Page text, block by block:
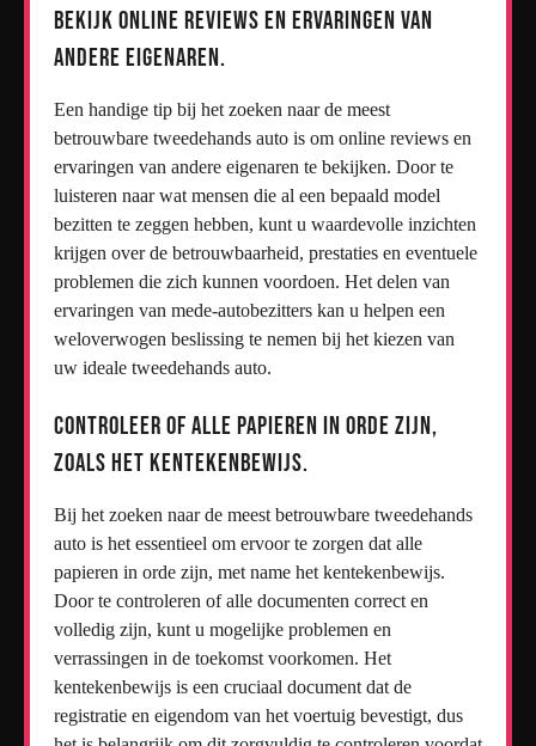
Bekijk online reviews en ervaringen van
andere eigenaren.
Een handige tip bij het zoeken naar de meest
betrouwbare tweedehands auto is om online reviews en
ervaringen van andere eigenaren te bekijken. Door te
luisteren naar wat mensen die al een bepaald model
bezitten te zeggen hebben, kunt u waardevolle inzichten
krijgen over de betrouwbaarheid, prestaties en eventuele
problemen die zich kunnen voordoen. Het delen van
ervaringen van mede-autobezitters kan u helpen een
weloverwogen beslissing te nemen bij het kiezen van
uw ideale tweedehands auto.
Controleer of alle papieren in orde zijn,
zoals het kentekenbewijs.
Bij het zoeken naar de meest betrouwbare tweedehands
auto is het essentieel om ervoor te zorgen dat alle
papieren in orde zijn, met name het kentekenbewijs.
Door te controleren of alle documenten correct en
volledig zijn, kunt u mogelijke problemen en
verrassingen in de toekomst voorkomen. Het
kentekenbewijs is een cruciaal document dat de
registratie en eigendom van het voertuig bevestigt, dus